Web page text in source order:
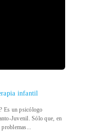
infantil
Es un psicólogo
Juvenil. Sólo que, en